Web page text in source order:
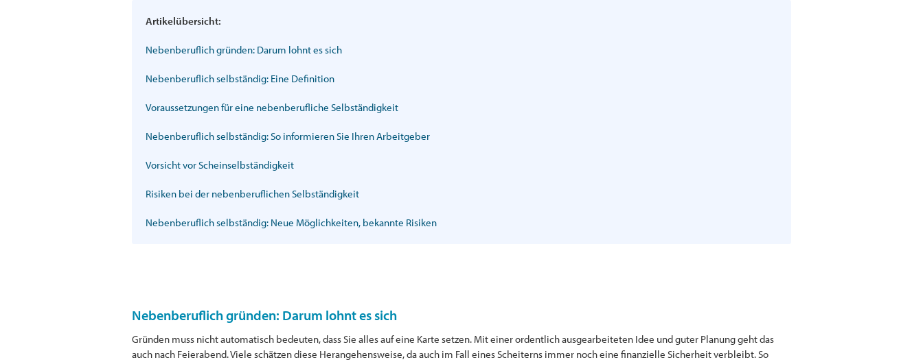
Artikelübersicht:
Nebenberuflich gründen: Darum lohnt es sich
Nebenberuflich selbständig: Eine Definition
Voraussetzungen für eine nebenberufliche Selbständigkeit
Nebenberuflich selbständig: So informieren Sie Ihren Arbeitgeber
Vorsicht vor Scheinselbständigkeit
Risiken bei der nebenberuflichen Selbständigkeit
Nebenberuflich selbständig: Neue Möglichkeiten, bekannte Risiken
Nebenberuflich gründen: Darum lohnt es sich
Gründen muss nicht automatisch bedeuten, dass Sie alles auf eine Karte setzen. Mit einer ordentlich ausgearbeiteten Idee und guter Planung geht das
auch nach Feierabend. Viele schätzen diese Herangehensweise, da auch im Fall eines Scheiterns immer noch eine finanzielle Sicherheit verbleibt. So